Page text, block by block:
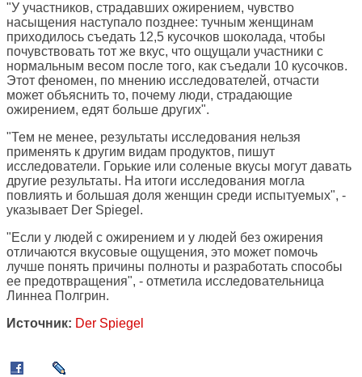
"У участников, страдавших ожирением, чувство
насыщения наступало позднее: тучным женщинам
приходилось съедать 12,5 кусочков шоколада, чтобы
почувствовать тот же вкус, что ощущали участники с
нормальным весом после того, как съедали 10 кусочков.
Этот феномен, по мнению исследователей, отчасти
может объяснить то, почему люди, страдающие
ожирением, едят больше других".
"Тем не менее, результаты исследования нельзя
применять к другим видам продуктов, пишут
исследователи. Горькие или соленые вкусы могут давать
другие результаты. На итоги исследования могла
повлиять и большая доля женщин среди испытуемых", -
указывает Der Spiegel.
"Если у людей с ожирением и у людей без ожирения
отличаются вкусовые ощущения, это может помочь
лучше понять причины полноты и разработать способы
ее предотвращения", - отметила исследовательница
Линнеа Полгрин.
Источник: Der Spiegel